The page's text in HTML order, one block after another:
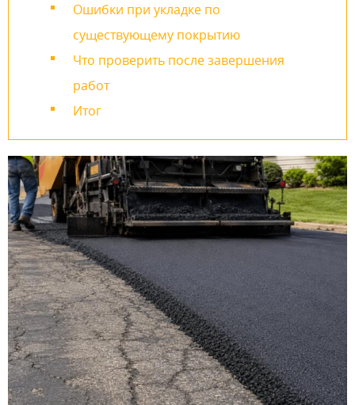
Ошибки при укладке по
существующему покрытию
Что проверить после завершения
работ
Итог